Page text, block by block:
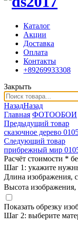
Каталог
Акции
Доставка
Оплата
Контакты
+89269933308
Закрыть
НазадНазад
Главная ФОТООБОИ
Предыдущий товар
сказочное дерево
Следующий товар
прибрежный мир
Расчёт стоимости *
Шаг 1: укажите
Длина изображения,
Высота изображения,
Показать обрезку
Шаг 2: выберите